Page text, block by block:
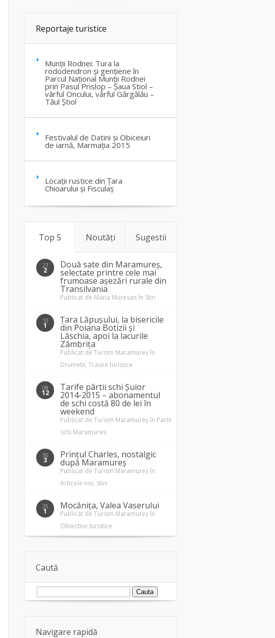
Reportaje turistice
Munții Rodnei: Tura la
rododendron și gențiene în
Parcul Național Munții Rodnei
prin Pasul Prislop – Șaua Stiol –
vârful Oncului, vârful Gărgălău –
Tăul Știol
Festivalul de Datini și Obiceiuri
de iarnă, Marmația 2015
Locații rustice din Țara
Chioarului și Fisculaș
Top 5 Noutăți Sugestii
27
2
Două sate din Maramureș,
selectate printre cele mai
frumoase așezări rurale din
Transilvania
Publicat de Maria Muresan în Stiri
10
1
Țara Lăpușului, la bisericile
din Poiana Botizii și
Lăschia, apoi la lacurile
Zâmbrița
Publicat de Turism Maramureș în
Drumetii, Trasee turistice
08
12
Tarife pârtii schi Șuior
2014-2015 – abonamentul
de schi costă 80 de lei în
weekend
Publicat de Turism Maramureș în Partii
schi Maramures
30
3
Prințul Charles, nostalgic
după Maramureș
Publicat de Turism Maramureș în
Articole noi, Stiri
25
1
Mocănița, Valea Vaserului
Publicat de Turism Maramureș în
Obiective turistice
Caută
Navigare rapidă